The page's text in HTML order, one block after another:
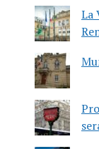
La